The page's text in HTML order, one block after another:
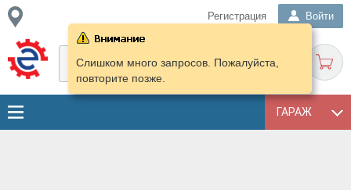
Регистрация Войти
ГАРАЖ
Слишком много запросов. Пожалуйста,
повторите позже.